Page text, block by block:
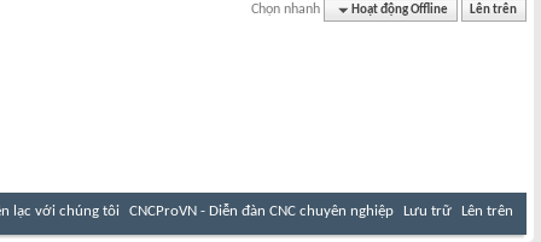
Chọn nhanh Hoạt động Offline Lên trên
lạc với chúng tôi CNCProVN - Diễn đàn CNC chuyên nghiệp Lưu trữ Lên trên